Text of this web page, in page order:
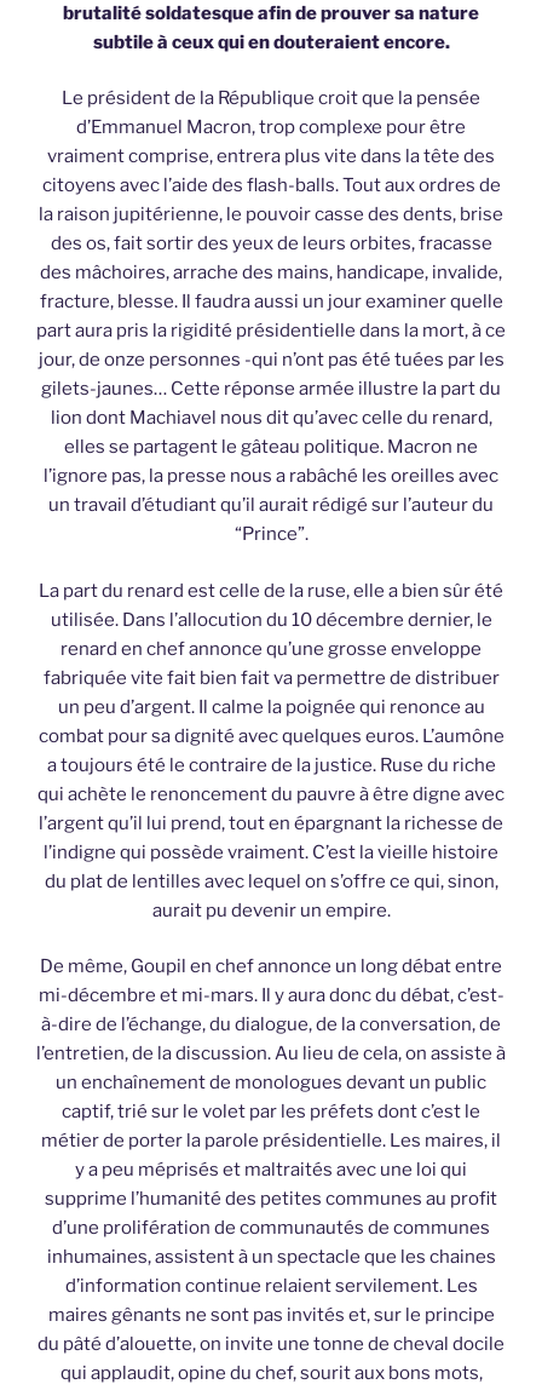
brutalité soldatesque afin de prouver sa nature
subtile à ceux qui en douteraient encore.
Le président de la République croit que la pensée
d’Emmanuel Macron, trop complexe pour être
vraiment comprise, entrera plus vite dans la tête des
citoyens avec l’aide des flash-balls. Tout aux ordres de
la raison jupitérienne, le pouvoir casse des dents, brise
des os, fait sortir des yeux de leurs orbites, fracasse
des mâchoires, arrache des mains, handicape, invalide,
fracture, blesse. Il faudra aussi un jour examiner quelle
part aura pris la rigidité présidentielle dans la mort, à ce
jour, de onze personnes -qui n’ont pas été tuées par les
gilets-jaunes… Cette réponse armée illustre la part du
lion dont Machiavel nous dit qu’avec celle du renard,
elles se partagent le gâteau politique. Macron ne
l’ignore pas, la presse nous a rabâché les oreilles avec
un travail d’étudiant qu’il aurait rédigé sur l’auteur du
“Prince”.
La part du renard est celle de la ruse, elle a bien sûr été
utilisée. Dans l’allocution du 10 décembre dernier, le
renard en chef annonce qu’une grosse enveloppe
fabriquée vite fait bien fait va permettre de distribuer
un peu d’argent. Il calme la poignée qui renonce au
combat pour sa dignité avec quelques euros. L’aumône
a toujours été le contraire de la justice. Ruse du riche
qui achète le renoncement du pauvre à être digne avec
l’argent qu’il lui prend, tout en épargnant la richesse de
l’indigne qui possède vraiment. C’est la vieille histoire
du plat de lentilles avec lequel on s’offre ce qui, sinon,
aurait pu devenir un empire.
De même, Goupil en chef annonce un long débat entre
mi-décembre et mi-mars. Il y aura donc du débat, c’est-
à-dire de l’échange, du dialogue, de la conversation, de
l’entretien, de la discussion. Au lieu de cela, on assiste à
un enchaînement de monologues devant un public
captif, trié sur le volet par les préfets dont c’est le
métier de porter la parole présidentielle. Les maires, il
y a peu méprisés et maltraités avec une loi qui
supprime l’humanité des petites communes au profit
d’une prolifération de communautés de communes
inhumaines, assistent à un spectacle que les chaines
d’information continue relaient servilement. Les
maires gênants ne sont pas invités et, sur le principe
du pâté d’alouette, on invite une tonne de cheval docile
qui applaudit, opine du chef, sourit aux bons mots,